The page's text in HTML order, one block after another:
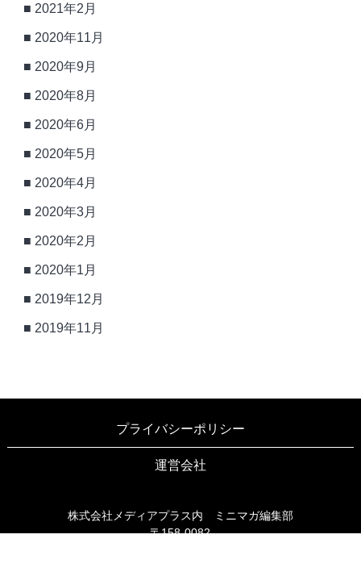
2021年2月
2020年11月
2020年9月
2020年8月
2020年6月
2020年5月
2020年4月
2020年3月
2020年2月
2020年1月
2019年12月
2019年11月
プライバシーポリシー
運営会社
株式会社メディアプラス内 ミニマガ編集部
〒158-0082